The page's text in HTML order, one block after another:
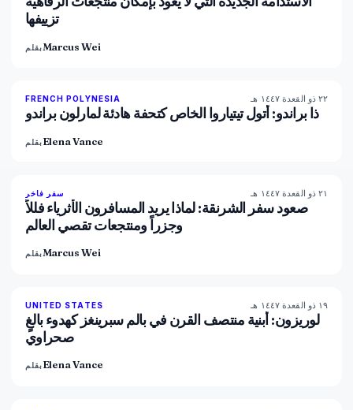
تزييفها
بقلمMarcus Wei
96% 51
FRENCH POLYNESIA ٢٢ ذو القعدة ١٤٤٧ هـ
ذا براندو: أتول تيتياروا الخاص كتحفة هادئة لمارلون براندو
بقلمElena Vance
82% 81 سفر فاخر ٢١ ذو القعدة ١٤٤٧ هـ
صعود سفر الشرنقة: لماذا يريد المسافرون الأثرياء فللاً
وجزراً ومنتجعات تقصي العالم
بقلمMarcus Wei
92% 68
UNITED STATES ١٩ ذو القعدة ١٤٤٧ هـ
لوريزون: أبنية منتصف القرن في بالم سبرينغز كهدوء بالغٍ
صحراوي
بقلمElena Vance